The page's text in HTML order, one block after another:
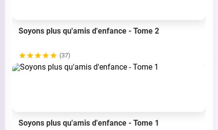
Soyons plus qu'amis d'enfance - Tome 2
(37)
Soyons plus qu'amis d'enfance - Tome 1